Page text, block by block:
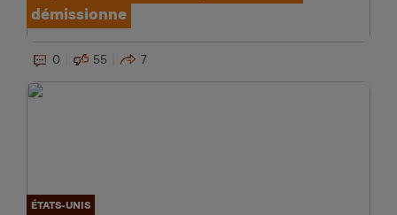
démissionne
0 55 7
ÉTATS-UNIS